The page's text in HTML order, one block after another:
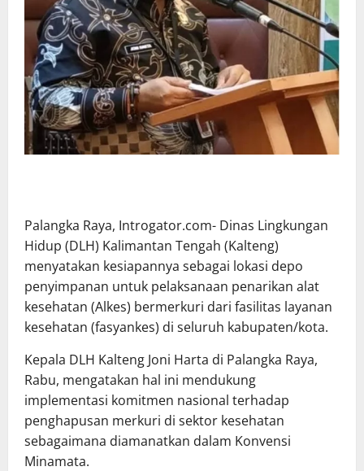
Palangka Raya, Introgator.com- Dinas Lingkungan
Hidup (DLH) Kalimantan Tengah (Kalteng)
menyatakan kesiapannya sebagai lokasi depo
penyimpanan untuk pelaksanaan penarikan alat
kesehatan (Alkes) bermerkuri dari fasilitas layanan
kesehatan (fasyankes) di seluruh kabupaten/kota.
Kepala DLH Kalteng Joni Harta di Palangka Raya,
Rabu, mengatakan hal ini mendukung
implementasi komitmen nasional terhadap
penghapusan merkuri di sektor kesehatan
sebagaimana diamanatkan dalam Konvensi
Minamata.